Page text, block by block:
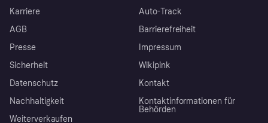
Karriere
AGB
Presse
Sicherheit
Datenschutz
Nachhaltigkeit
Weiterverkaufen
Auto-Track
Barrierefreiheit
Impressum
Wikipink
Kontakt
Kontaktinformationen für
Behörden